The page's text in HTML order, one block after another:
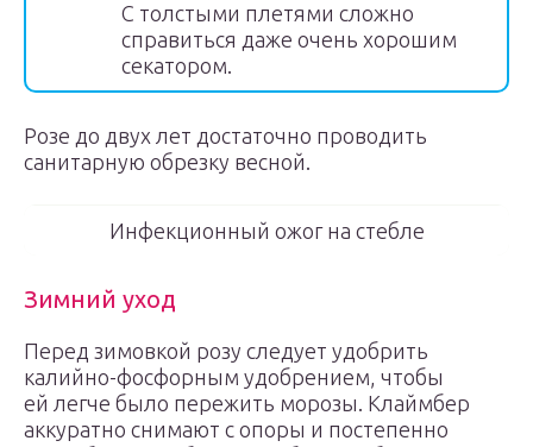
С толстыми плетями сложно
справиться даже очень хорошим
секатором.
Розе до двух лет достаточно проводить
санитарную обрезку весной.
Инфекционный ожог на стебле
Зимний уход
Перед зимовкой розу следует удобрить
калийно-фосфорным удобрением, чтобы
ей легче было пережить морозы. Клаймбер
аккуратно снимают с опоры и постепенно